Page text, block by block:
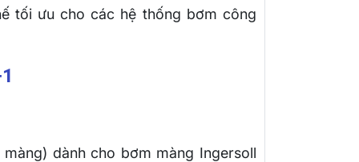
tối ưu cho các hệ thống bơm công
dành cho bơm màng Ingersoll